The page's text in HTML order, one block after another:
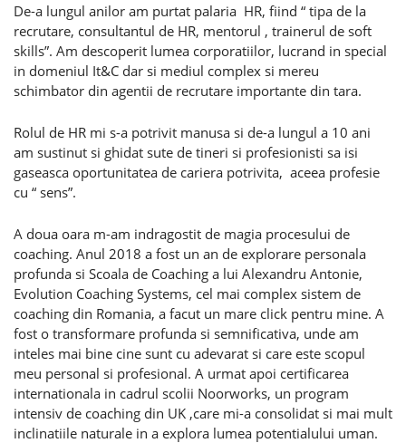
De-a lungul anilor am purtat palaria HR, fiind “ tipa de la
recrutare, consultantul de HR, mentorul , trainerul de soft
skills”. Am descoperit lumea corporatiilor, lucrand in special
in domeniul It&C dar si mediul complex si mereu
schimbator din agentii de recrutare importante din tara.
Rolul de HR mi s-a potrivit manusa si de-a lungul a 10 ani
am sustinut si ghidat sute de tineri si profesionisti sa isi
gaseasca oportunitatea de cariera potrivita, aceea profesie
cu “ sens”.
A doua oara m-am indragostit de magia procesului de
coaching. Anul 2018 a fost un an de explorare personala
profunda si Scoala de Coaching a lui Alexandru Antonie,
Evolution Coaching Systems, cel mai complex sistem de
coaching din Romania, a facut un mare click pentru mine. A
fost o transformare profunda si semnificativa, unde am
inteles mai bine cine sunt cu adevarat si care este scopul
meu personal si profesional. A urmat apoi certificarea
internationala in cadrul scolii Noorworks, un program
intensiv de coaching din UK ,care mi-a consolidat si mai mult
inclinatiile naturale in a explora lumea potentialului uman.